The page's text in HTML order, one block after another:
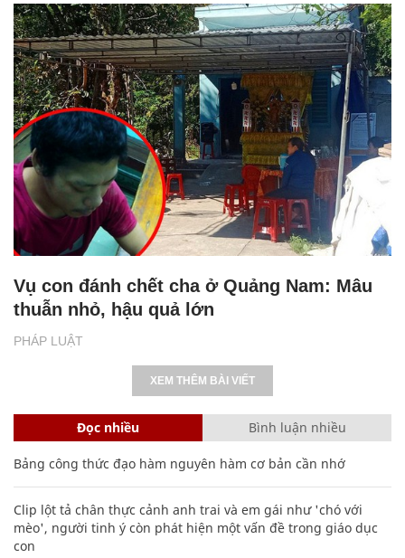
PHÁP LUẬT
Vụ con đánh chết cha ở Quảng Nam: Mâu
thuẫn nhỏ, hậu quả lớn
XEM THÊM BÀI VIẾT
Đọc nhiều Bình luận nhiều
Bảng công thức đạo hàm nguyên hàm cơ bản cần nhớ
Clip lột tả chân thực cảnh anh trai và em gái như 'chó với
mèo', người tinh ý còn phát hiện một vấn đề trong giáo dục
con